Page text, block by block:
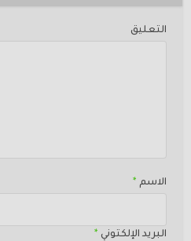
التعليق
الاسم *
البريد الإلكتوني *